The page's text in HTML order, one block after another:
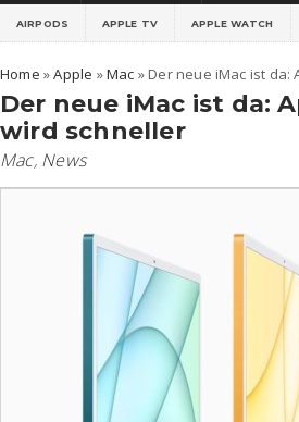
AIRPODS APPLE TV APPLE WATCH
Home »Apple »Mac » Der neue iMac ist
Der neue iMac ist da:
wird schneller
Mac, News